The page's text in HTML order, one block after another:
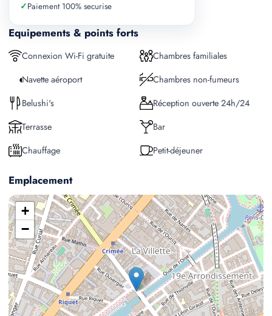
Equipements & points forts
Connexion Wi-Fi gratuite
Chambres familiales
Navette aéroport
Chambres non-fumeurs
Belushi's
Réception ouverte 24h/24
Terrasse
Bar
Chauffage
Petit-déjeuner
Emplacement
+
−
✓Paiement 100% securise